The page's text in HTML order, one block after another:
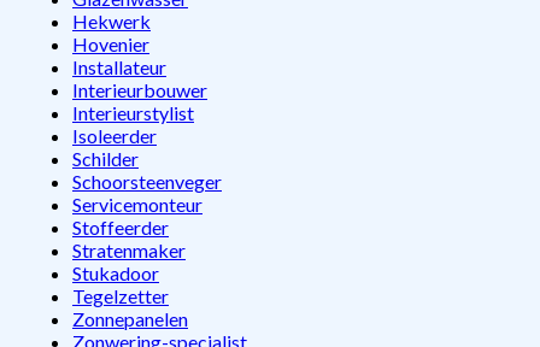
Hekwerk
Hovenier
Installateur
Interieurbouwer
Interieurstylist
Isoleerder
Schilder
Schoorsteenveger
Servicemonteur
Stoffeerder
Stratenmaker
Stukadoor
Tegelzetter
Zonnepanelen
Zonwering-specialist